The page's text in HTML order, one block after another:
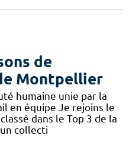
de
Montpellier
humaine unie par la
en équipe Je rejoins le
dans le Top 3 de la
collecti